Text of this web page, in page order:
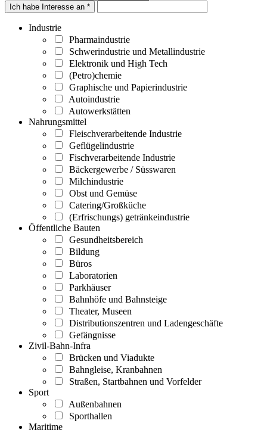
Ich habe Interesse an *
Industrie
Pharmaindustrie
Schwerindustrie und Metallindustrie
Elektronik und High Tech
(Petro)chemie
Graphische und Papierindustrie
Autoindustrie
Autowerkstätten
Nahrungsmittel
Fleischverarbeitende Industrie
Geflügelindustrie
Fischverarbeitende Industrie
Bäckergewerbe / Süsswaren
Milchindustrie
Obst und Gemüse
Catering/Großküche
(Erfrischungs) getränkeindustrie
Öffentliche Bauten
Gesundheitsbereich
Bildung
Büros
Laboratorien
Parkhäuser
Bahnhöfe und Bahnsteige
Theater, Museen
Distributionszentren und Ladengeschäfte
Gefängnisse
Zivil-Bahn-Infra
Brücken und Viadukte
Bahngleise, Kranbahnen
Straßen, Startbahnen und Vorfelder
Sport
Außenbahnen
Sporthallen
Maritime